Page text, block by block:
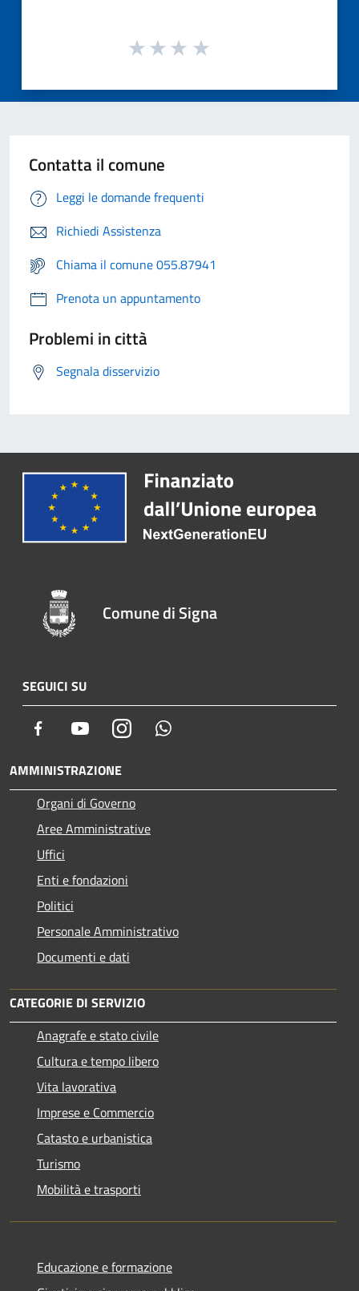
Contatta il comune
Leggi le domande frequenti
Richiedi Assistenza
Chiama il comune 055.87941
Prenota un appuntamento
Problemi in città
Segnala disservizio
Comune di Signa
SEGUICI SU
Facebook YoutubeInstagram
AMMINISTRAZIONE
Organi di Governo
Aree Amministrative
Uffici
Enti e fondazioni
Politici
Personale Amministrativo
Documenti e dati
CATEGORIE DI SERVIZIO
Anagrafe e stato civile
Cultura e tempo libero
Vita lavorativa
Imprese e Commercio
Catasto e urbanistica
Turismo
Mobilità e trasporti
Educazione e formazione